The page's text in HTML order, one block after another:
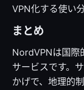
VPN化する使い
まとめ
NordVPNは国際
サービスです。
かげで、地理的